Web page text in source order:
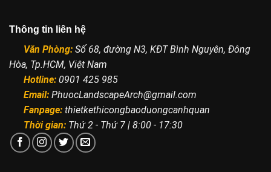
Thông tin liên hệ
Văn Phòng: Số 68, đường N3, KĐT Bình Nguyên, Đông
Hòa, Tp.HCM, Việt Nam
Hotline: 0901 425 985
Email: PhuocLandscapeArch@gmail.com
Fanpage: thietkethicongbaoduongcanhquan
Thời gian: Thứ 2 - Thứ 7 | 8:00 - 17:30